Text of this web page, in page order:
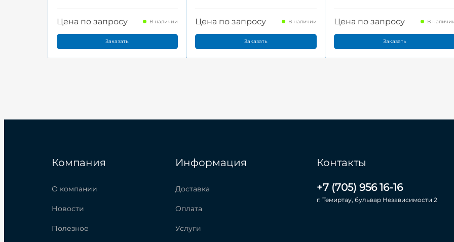
Цена по запросу В наличии
Заказать
Цена по запросу В наличии
Заказать
Цена по запросу В
Заказать
Компания
О компании
Новости
Полезное
Информация
Доставка
Оплата
Услуги
Контакты
+7 (705) 956 16-16
г. Темиртау, бульвар Независимости 2